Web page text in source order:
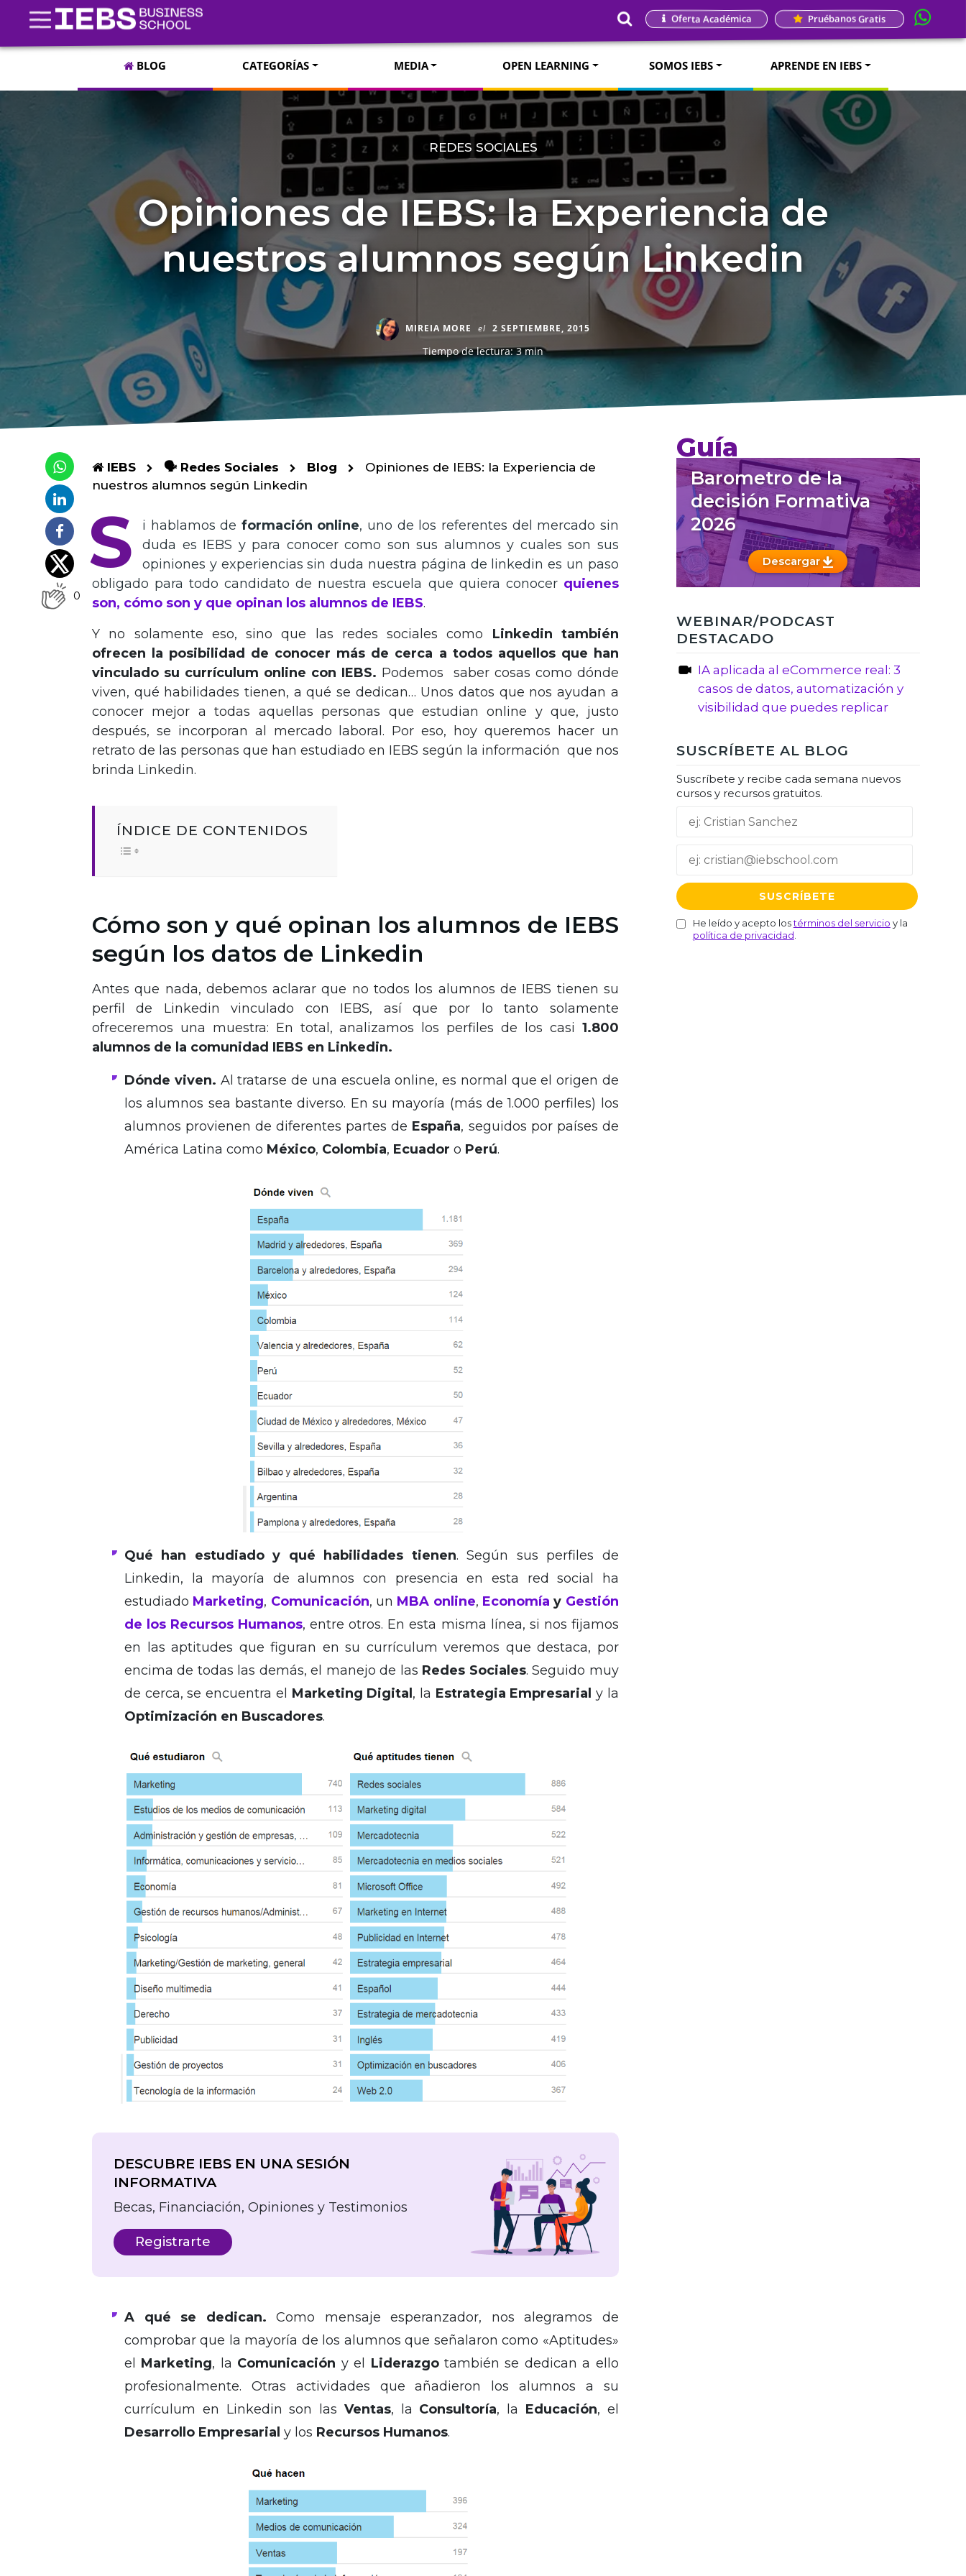
Oferta Académica Pruébanos Gratis
BLOG CATEGORÍAS MEDIA OPEN LEARNING SOMOS IEBS APRENDE EN IEBS
REDES SOCIALES
Opiniones de IEBS: la Experiencia de
nuestros alumnos según Linkedin
MIREIA MORE el 2 SEPTIEMBRE, 2015
Tiempo de lectura: 3 min
0
IEBS 🗣 Redes Sociales Blog
Opiniones de IEBS: la Experiencia de
nuestros alumnos según Linkedin
S i hablamos de formación online, uno de los referentes del mercado sin
duda es IEBS y para conocer como son sus alumnos y cuales son sus
opiniones y experiencias sin duda nuestra página de linkedin es un paso
obligado para todo candidato de nuestra escuela que quiera conocer quienes
son, cómo son y que opinan los alumnos de IEBS.
Y no solamente eso, sino que las redes sociales como Linkedin también
ofrecen la posibilidad de conocer más de cerca a todos aquellos que han
vinculado su currículum online con IEBS. Podemos
saber cosas como dónde
viven, qué habilidades tienen, a qué se dedican… Unos datos que nos ayudan a
conocer mejor a todas aquellas personas que estudian online y que, justo
después, se incorporan al mercado laboral. Por eso, hoy queremos hacer un
retrato de las personas que han estudiado en IEBS según la información que nos
brinda Linkedin.
ÍNDICE DE CONTENIDOS
Cómo son y qué opinan los alumnos de IEBS
según los datos de Linkedin
Antes que nada, debemos aclarar que no todos los alumnos de IEBS tienen su
perfil de Linkedin vinculado con IEBS, así que por lo tanto solamente
ofreceremos una muestra: En total, analizamos los perfiles de los casi 1.800
alumnos de la comunidad IEBS en Linkedin.
Dónde viven. Al tratarse de una escuela online, es normal que el origen de
los alumnos sea bastante diverso. En su mayoría (más de 1.000 perfiles) los
alumnos provienen de diferentes partes de España, seguidos por países de
América Latina como México, Colombia, Ecuador o Perú.
Qué han estudiado y qué habilidades tienen. Según sus perfiles de
Linkedin, la mayoría de alumnos con presencia en esta red social ha
estudiado Marketing, Comunicación, un MBA online, Economía y Gestión
de los Recursos Humanos, entre otros. En esta misma línea, si nos fijamos
en las aptitudes que figuran en su currículum veremos que destaca, por
encima de todas las demás, el manejo de las Redes Sociales. Seguido muy
de cerca, se encuentra el Marketing Digital, la Estrategia Empresarial y la
Optimización en Buscadores.
DESCUBRE IEBS EN UNA SESIÓN
INFORMATIVA
Becas, Financiación, Opiniones y Testimonios
Registrarte
A qué se dedican.Como mensaje esperanzador, nos alegramos de
comprobar que la mayoría de los alumnos que señalaron como «Aptitudes»
el Marketing, la Comunicación y el Liderazgotambién se dedican a ello
profesionalmente. Otras actividades que añadieron los alumnos a su
currículum en Linkedin son las Ventas, la Consultoría, la Educación, el
Desarrollo Empresarial y los Recursos Humanos.
Guía
Barometro de la
decisión Formativa
2026
Descargar
WEBINAR/PODCAST
DESTACADO
IA aplicada al eCommerce real: 3
casos de datos, automatización y
visibilidad que puedes replicar
SUSCRÍBETE AL BLOG
Suscríbete y recibe cada semana nuevos
cursos y recursos gratuitos.
He leído y acepto lostérminos del servicio y la
política de privacidad